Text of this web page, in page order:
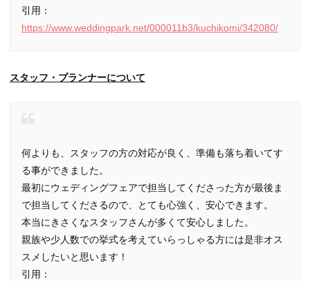
引用：
https://www.weddingpark.net/000011b3/kuchikomi/342080/
スタッフ・プランナーについて
何よりも、スタッフの方の対応が良く、準備も落ち着いてす
る事ができました。
最初にウェディングフェアで担当してくださった方が最後ま
で担当してくださるので、とても心強く、安心できます。
本当にきさくなスタッフさんが多くて安心しました。
親族や少人数での挙式を考えていらっしゃる方には是非オス
スメしたいと思います！
引用：